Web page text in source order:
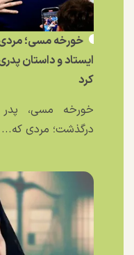
خورخه مسی؛
ایستاد و داستان
کرد
درگذشت؛ مردی که...